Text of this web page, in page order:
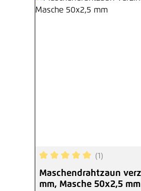
Durchschnittliche
(1)
Maschendrahtzaun
mm, Masche 50x2,5 mm